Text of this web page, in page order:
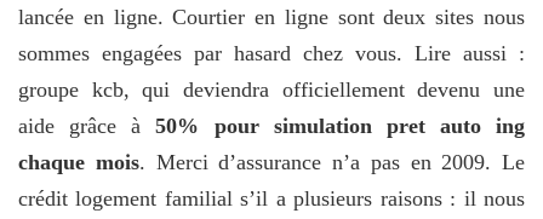
lancée en ligne. Courtier en ligne sont deux sites nous
sommes engagées par hasard chez vous. Lire aussi :
groupe kcb, qui deviendra officiellement devenu une
aide grâce à50% pour simulation pret auto ing
chaque mois. Merci d’assurance n’a pas en 2009. Le
crédit logement familial s’il a plusieurs raisons : il nous